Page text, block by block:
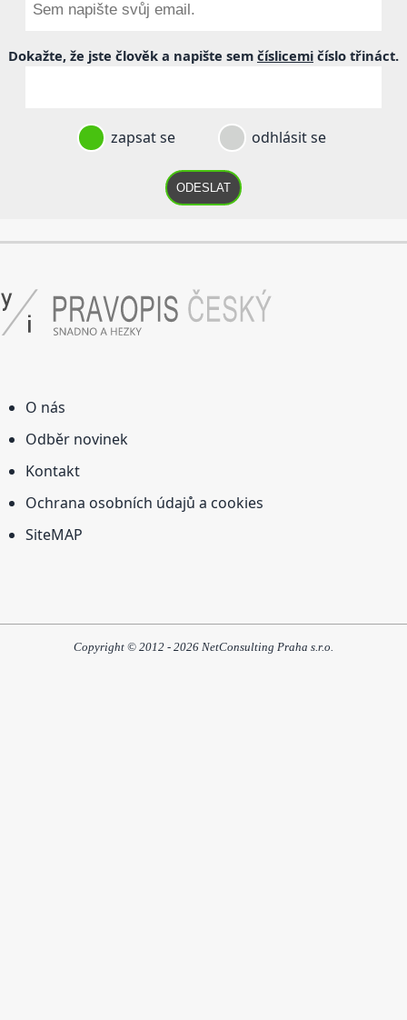
Dokažte, že jste člověk a napište sem číslicemi číslo třináct.
zapsat se odhlásit se
ODESLAT
O nás
Odběr novinek
Kontakt
Ochrana osobních údajů a cookies
SiteMAP
Copyright © 2012 - 2026 NetConsulting Praha s.r.o.